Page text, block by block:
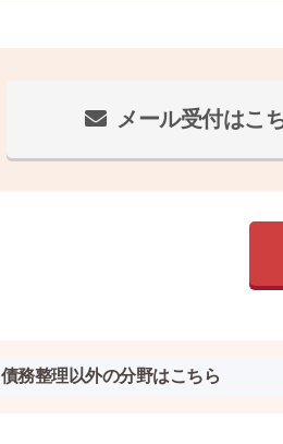
メール受付はこ
債務整理以外の分野はこちら